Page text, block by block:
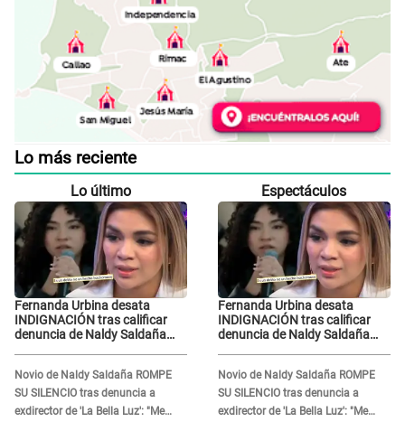
Lo más reciente
Lo último
Fernanda Urbina desata
INDIGNACIÓN tras calificar
denuncia de Naldy Saldaña
Novio de Naldy Saldaña ROMPE
SU SILENCIO tras denuncia a
exdirector de 'La Bella Luz': "Me
Espectáculos
Fernanda Urbina desata
INDIGNACIÓN tras calificar
denuncia de Naldy Saldaña
Novio de Naldy Saldaña ROMPE
SU SILENCIO tras denuncia a
exdirector de 'La Bella Luz': "Me